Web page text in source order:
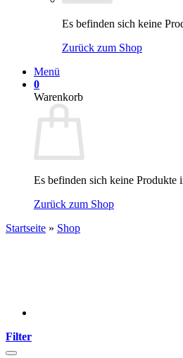
Es befinden sich keine
Zurück zum Shop
Menü
0
Warenkorb
Es befinden sich keine Produkte
Zurück zum Shop
Startseite » Shop
Filter